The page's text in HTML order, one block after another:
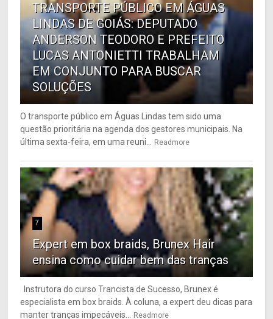
TRANSPORTE PÚBLICO EM ÁGUAS
LINDAS DE GOIÁS: DEPUTADO
ANDERSON TEODORO E PREFEITO
LUCAS ANTONIETTI TRABALHAM
EM CONJUNTO PARA BUSCAR
SOLUÇÕES
O transporte público em Águas Lindas tem sido uma
questão prioritária na agenda dos gestores municipais. Na
última sexta-feira, em uma reuni... Readmore
7
Expert em box braids, Brunex Hair
ensina como cuidar bem das tranças
Instrutora do curso Trancista de Sucesso, Brunex é
especialista em box braids. À coluna, a expert deu dicas para
manter tranças impecáveis... Readmore